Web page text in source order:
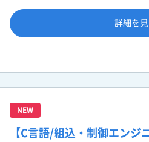
詳細を見
NEW
【C言語/組込・制御エンジ